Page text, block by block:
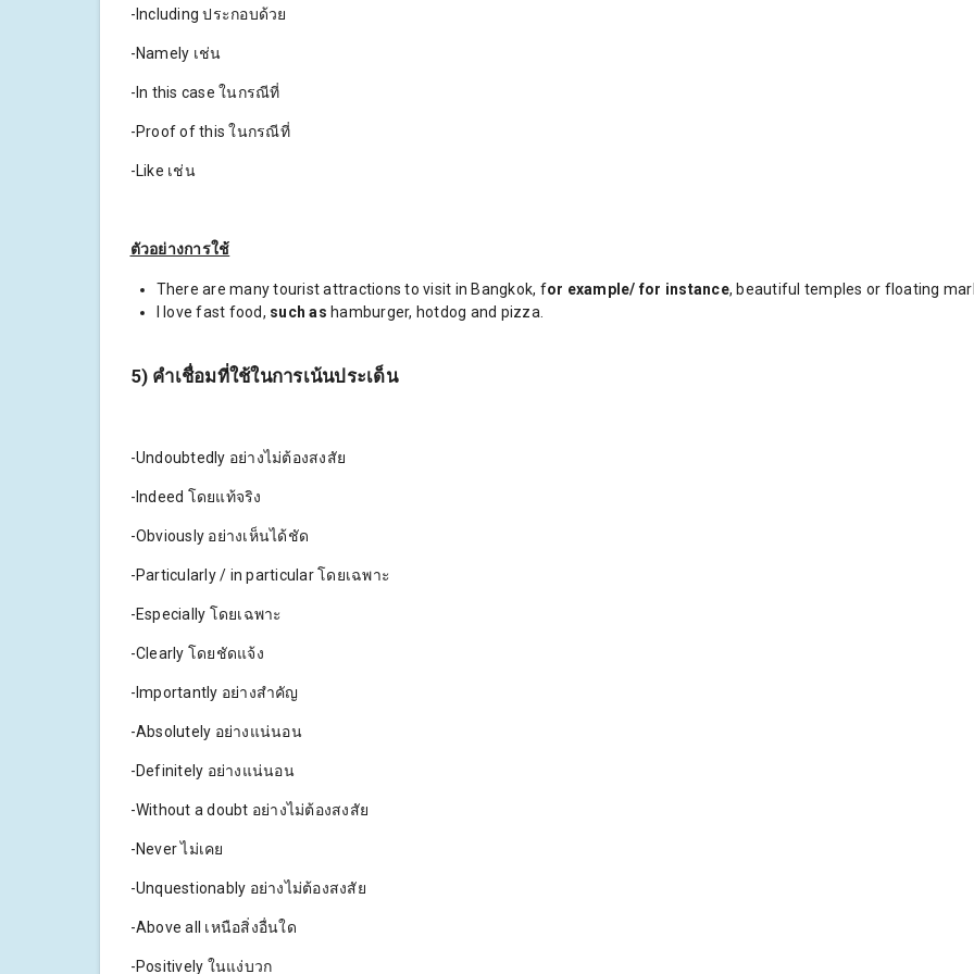
-Including ประกอบด้วย
-Namely เช่น
-In this case ในกรณีที่
-Proof of this ในกรณีที่
-Like เช่น
ตัวอย่างการใช้
There are many tourist attractions to visit in Bangkok, for example/ for instance, beautiful temples or floating
I love fast food, such as hamburger, hotdog and pizza.
5) คำเชื่อมที่ใช้ในการเน้นประเด็น
-Undoubtedly อย่างไม่ต้องสงสัย
-Indeed โดยแท้จริง
-Obviously อย่างเห็นได้ชัด
-Particularly / in particular โดยเฉพาะ
-Especially โดยเฉพาะ
-Clearly โดยชัดแจ้ง
-Importantly อย่างสำคัญ
-Absolutely อย่างแน่นอน
-Definitely อย่างแน่นอน
-Without a doubt อย่างไม่ต้องสงสัย
-Never ไม่เคย
-Unquestionably อย่างไม่ต้องสงสัย
-Above all เหนือสิ่งอื่นใด
-Positively ในแง่บวก